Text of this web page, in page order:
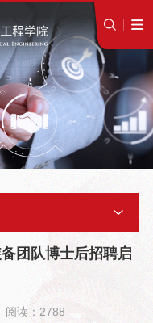
团队博士后招聘启
读：2788